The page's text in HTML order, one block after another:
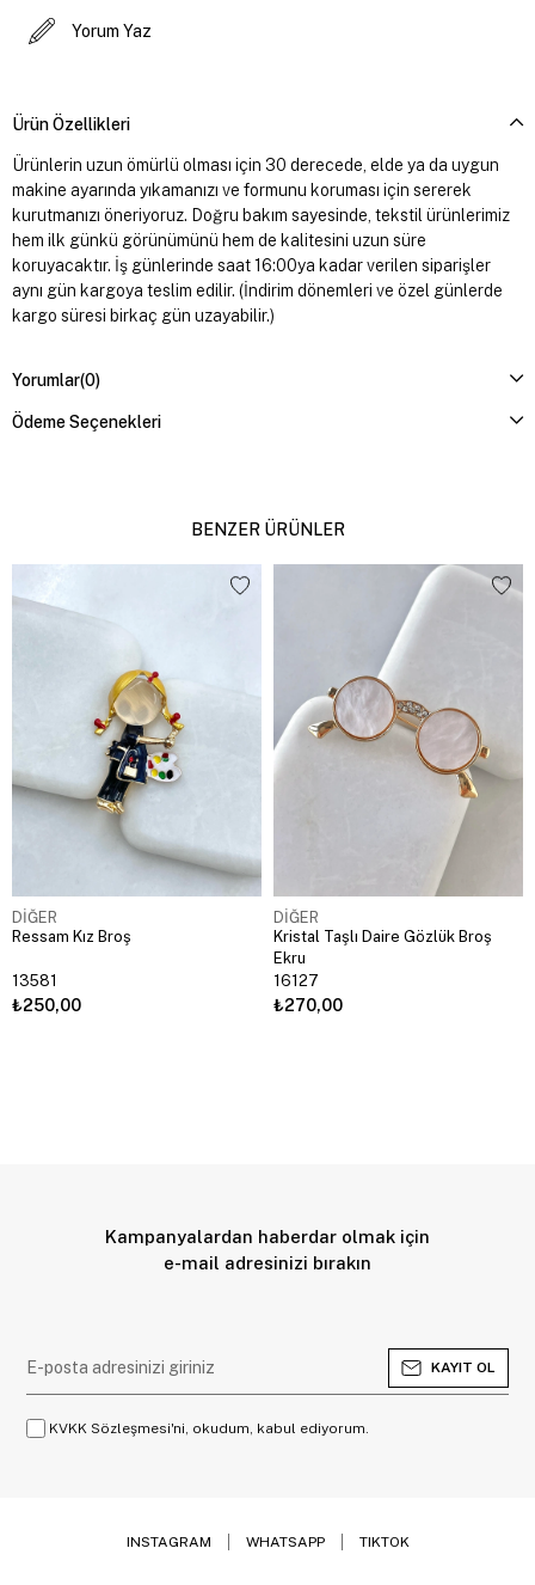
Yorum Yaz
Ürün Özellikleri
Ürünlerin uzun ömürlü olması için 30 derecede, elde ya da uygun
makine ayarında yıkamanızı ve formunu koruması için sererek
kurutmanızı öneriyoruz. Doğru bakım sayesinde, tekstil ürünlerimiz
hem ilk günkü görünümünü hem de kalitesini uzun süre
koruyacaktır. İş günlerinde saat 16:00ya kadar verilen siparişler
aynı gün kargoya teslim edilir. (İndirim dönemleri ve özel günlerde
kargo süresi birkaç gün uzayabilir.)
Yorumlar(0)
Ödeme Seçenekleri
BENZER ÜRÜNLER
DİĞER
Ressam Kız Broş
13581
₺250,00
DİĞER
Kristal Taşlı Daire Gözlük Broş
Ekru
16127
₺270,00
Kampanyalardan haberdar olmak için
e-mail adresinizi bırakın
KAYIT OL
KVKK Sözleşmesi'ni, okudum, kabul ediyorum.
INSTAGRAM WHATSAPP TIKTOK